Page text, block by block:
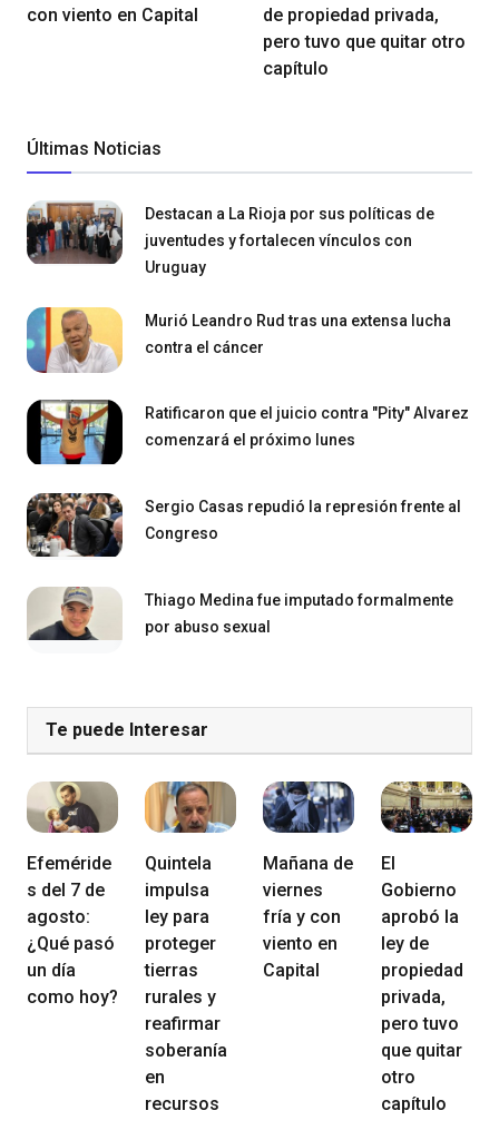
con viento en Capital
de propiedad privada,
pero tuvo que quitar otro
capítulo
Últimas Noticias
Destacan a La Rioja por sus políticas de
juventudes y fortalecen vínculos con
Uruguay
Murió Leandro Rud tras una extensa lucha
contra el cáncer
Ratificaron que el juicio contra "Pity" Alvarez
comenzará el próximo lunes
Sergio Casas repudió la represión frente al
Congreso
Thiago Medina fue imputado formalmente
por abuso sexual
Te puede Interesar
Efeméride
s del 7 de
agosto:
¿Qué pasó
un día
como hoy?
Quintela
impulsa
ley para
proteger
tierras
rurales y
reafirmar
soberanía
en
recursos
Mañana de
viernes
fría y con
viento en
Capital
El
Gobierno
aprobó la
ley de
propiedad
privada,
pero tuvo
que quitar
otro
capítulo